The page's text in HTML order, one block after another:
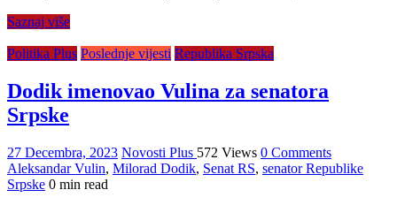
Saznaj više
Politika Plus Poslednje vijesti Republika Srpska
Dodik imenovao Vulina za senatora
Srpske
27 Decembra, 2023 Novosti Plus 572 Views 0 Comments
Aleksandar Vulin, Milorad Dodik, Senat RS, senator Republike
Srpske 0 min read